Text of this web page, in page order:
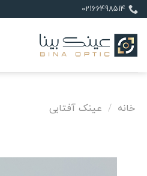
Skip
to
content
02166498514
خانه / عینک آفتابی